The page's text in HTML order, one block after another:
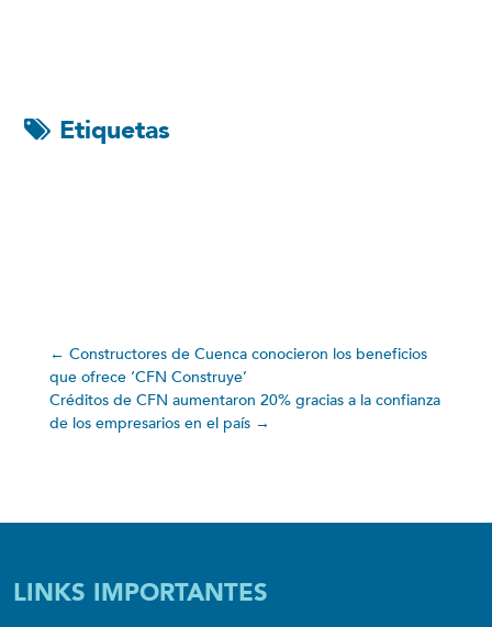
Etiquetas
← Constructores de Cuenca conocieron los beneficios
que ofrece ‘CFN Construye’
Créditos de CFN aumentaron 20% gracias a la confianza
de los empresarios en el país→
LINKS IMPORTANTES